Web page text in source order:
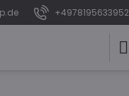
+4978195633952